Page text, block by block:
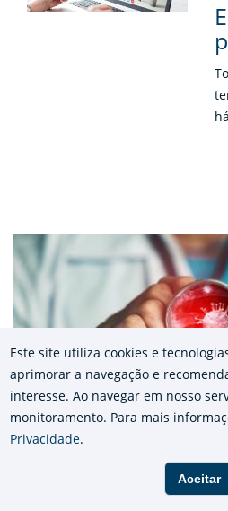
Este site utiliza cookies e
aprimorar a navegação e
interesse. Ao navegar em nosso
monitoramento. Para mais
Privacidade.
Aceitar
FÓRUM DE SAÚDE BRASIL